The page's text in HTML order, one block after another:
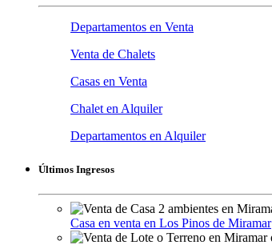
Departamentos en Venta
Venta de Chalets
Casas en Venta
Chalet en Alquiler
Departamentos en Alquiler
Últimos Ingresos
Casa en venta en Los Pinos de Miramar